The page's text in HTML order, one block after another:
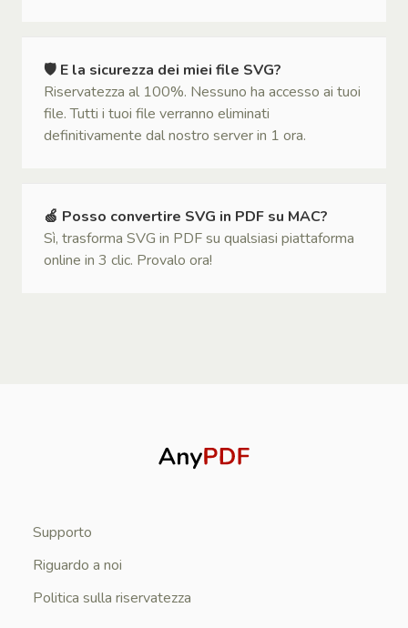
🛡 E la sicurezza dei miei file SVG?
Riservatezza al 100%. Nessuno ha accesso ai tuoi
file. Tutti i tuoi file verranno eliminati
definitivamente dal nostro server in 1 ora.
🍏 Posso convertire SVG in PDF su MAC?
Sì, trasforma SVG in PDF su qualsiasi piattaforma
online in 3 clic. Provalo ora!
Supporto
Riguardo a noi
Politica sulla riservatezza